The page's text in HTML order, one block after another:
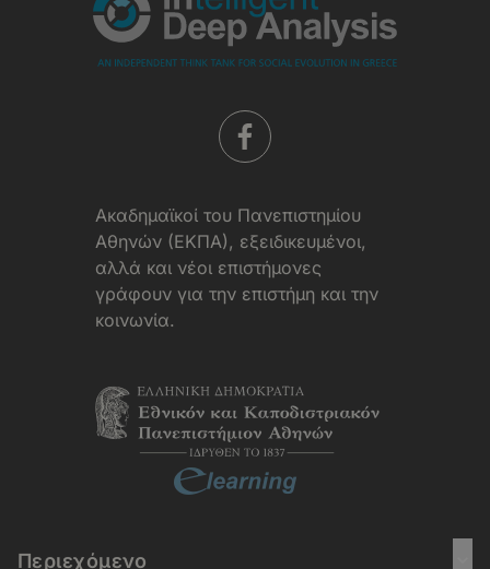
Aκαδημαϊκοί του Πανεπιστημίου
Αθηνών (ΕΚΠΑ), εξειδικευμένοι,
αλλά και νέοι επιστήμονες
γράφουν για την επιστήμη και την
κοινωνία.
Περιεχόμενο